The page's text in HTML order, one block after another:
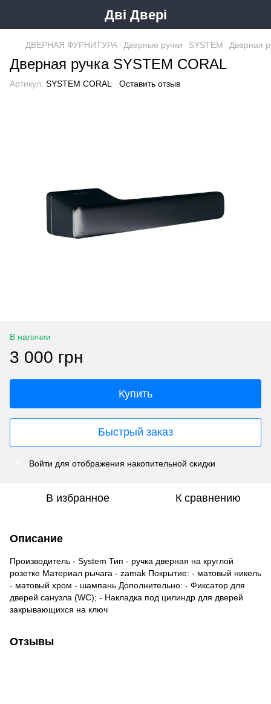
Дві Двері
ДВЕРНАЯ ФУРНИТУРА Дверные ручки SYSTEM Дверная
Дверная ручка SYSTEM CORAL
Артикул: SYSTEM CORAL Оставить отзыв
В наличии
3 000 грн
Купить
Быстрый заказ
Войти для отображения накопительной скидки
В избранное К сравнению
Описание
Производитель - System Тип - ручка дверная на круглой
розетке Материал рычага - zamak Покрытие: - матовый никель
- матовый хром - шампань Дополнительно: - Фиксатор для
дверей санузла (WC); - Накладка под цилиндр для дверей
закрывающихся на ключ
Отзывы